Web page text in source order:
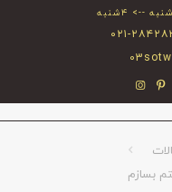
۲۸۴۲۸۳۵۶
بسازم